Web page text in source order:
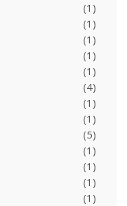
(1)
(1)
(1)
(1)
(1)
(4)
(1)
(1)
(5)
(1)
(1)
(1)
(1)